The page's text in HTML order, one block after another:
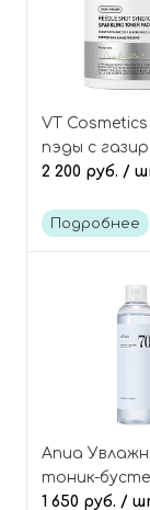
VT
пэды с
водой и
Shot Synergy
2 200 руб. /
Подробнее
Anua
тоник-
берёзовым
1 650 руб. /